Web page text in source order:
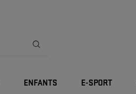
ENFANTS E-SPORT